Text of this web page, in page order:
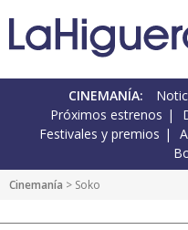
CINEMANÍA:
Próximos estrenos
Festivales y premios
Cinemanía > Soko